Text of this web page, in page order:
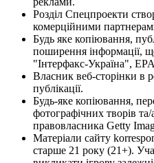
Розділ Спецпроекти
комерційними
Будь яке копіювання,
поширення інформації,
"Інтерфакс-Україна",
Власник веб-сторінки в
публікації.
Будь-яке копіювання,
фотографічних творів та/
правовласника Getty
Матеріали сайту
старше 21 року (21+).